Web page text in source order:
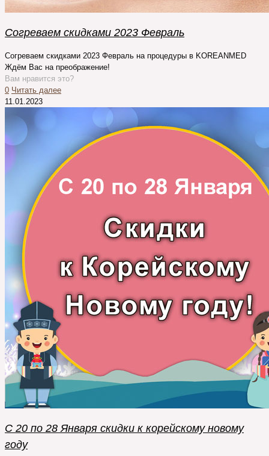
Согреваем скидками 2023 Февраль
Согреваем скидками 2023 Февраль на процедуры в KOREANMED
Ждём Вас на преображение!
Вам нравится это?
0 Читать далее
11.01.2023
С 20 по 28 Января скидки к корейскому новому
году